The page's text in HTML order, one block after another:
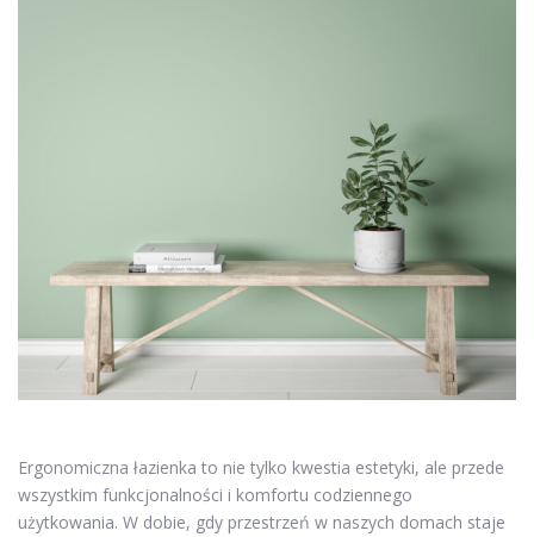
Ergonomiczna łazienka to nie tylko kwestia estetyki, ale przede
wszystkim funkcjonalności i komfortu codziennego
użytkowania. W dobie, gdy przestrzeń w naszych domach staje